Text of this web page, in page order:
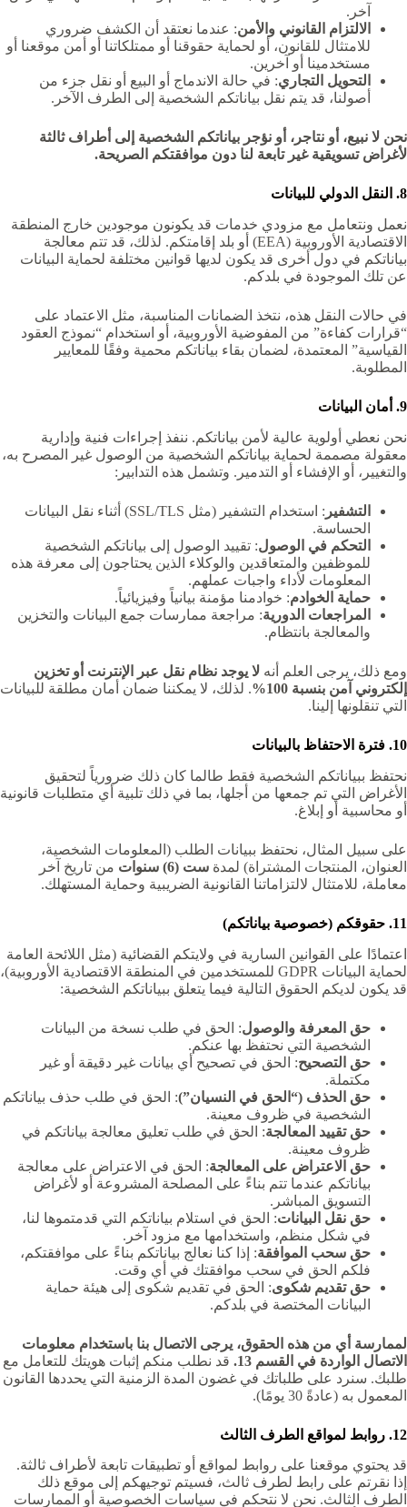
آخر.
الالتزام القانوني والأمن: عندما نعتقد أن الكشف ضروري
للامتثال للقانون، أو لحماية حقوقنا أو ممتلكاتنا أو أمن موقعنا أو
مستخدمينا أو آخرين.
التحويل التجاري: في حالة الاندماج أو البيع أو نقل جزء من
أصولنا، قد يتم نقل بياناتكم الشخصية إلى الطرف الآخر.
نحن لا نبيع، أو نتاجر، أو نؤجر بياناتكم الشخصية إلى أطراف ثالثة
لأغراض تسويقية غير تابعة لنا دون موافقتكم الصريحة.
8. النقل الدولي للبيانات
نعمل ونتعامل مع مزودي خدمات قد يكونون موجودين خارج المنطقة
الاقتصادية الأوروبية (EEA) أو بلد إقامتكم. لذلك، قد تتم معالجة
بياناتكم في دول أخرى قد يكون لديها قوانين مختلفة لحماية البيانات
عن تلك الموجودة في بلدكم.
في حالات النقل هذه، نتخذ الضمانات المناسبة، مثل الاعتماد على
“قرارات كفاءة” من المفوضية الأوروبية، أو استخدام “نموذج العقود
القياسية” المعتمدة، لضمان بقاء بياناتكم محمية وفقًا للمعايير
المطلوبة.
9. أمان البيانات
نحن نعطي أولوية عالية لأمن بياناتكم. ننفذ إجراءات فنية وإدارية
معقولة مصممة لحماية بياناتكم الشخصية من الوصول غير المصرح به،
والتغيير، أو الإفشاء أو التدمير. وتشمل هذه التدابير:
التشفير
: استخدام التشفير (مثل SSL/TLS) أثناء نقل البيانات
الحساسة.
التحكم في الوصول: تقييد الوصول إلى بياناتكم الشخصية
للموظفين والمتعاقدين والوكلاء الذين يحتاجون إلى معرفة هذه
المعلومات لأداء واجبات عملهم.
حماية الخوادم: خوادمنا مؤمنة بيانياً وفيزيائياً.
المراجعات الدورية: مراجعة ممارسات جمع البيانات والتخزين
والمعالجة بانتظام.
ومع ذلك، يرجى العلم أنه لا يوجد نظام نقل عبر الإنترنت أو تخزين
إلكتروني آمن بنسبة 100%
. لذلك، لا يمكننا ضمان أمان مطلقة للبيانات
التي تنقلونها إلينا.
10. فترة الاحتفاظ بالبيانات
نحتفظ ببياناتكم الشخصية فقط طالما كان ذلك ضرورياً لتحقيق
الأغراض التي تم جمعها من أجلها، بما في ذلك تلبية أي متطلبات قانونية
أو محاسبية أو إبلاغ.
على سبيل المثال، نحتفظ ببيانات الطلب (المعلومات الشخصية،
العنوان، المنتجات المشتراة) لمدة ست (6) سنوات
من تاريخ آخر
معاملة، للامتثال لالتزاماتنا القانونية الضريبية وحماية المستهلك.
11. حقوقكم (خصوصية بياناتكم)
اعتمادًا على القوانين السارية في ولايتكم القضائية (مثل اللائحة العامة
لحماية البيانات GDPR للمستخدمين في المنطقة الاقتصادية الأوروبية)،
قد يكون لديكم الحقوق التالية فيما يتعلق ببياناتكم الشخصية:
حق المعرفة والوصول: الحق في طلب نسخة من البيانات
الشخصية التي نحتفظ بها عنكم.
حق التصحيح: الحق في تصحيح أي بيانات غير دقيقة أو غير
مكتملة.
حق الحذف (“الحق في النسيان”): الحق في طلب حذف بياناتكم
الشخصية في ظروف معينة.
حق تقييد المعالجة: الحق في طلب تعليق معالجة بياناتكم في
ظروف معينة.
حق الاعتراض على المعالجة: الحق في الاعتراض على معالجة
بياناتكم عندما تتم بناءً على المصلحة المشروعة أو لأغراض
التسويق المباشر.
حق نقل البيانات: الحق في استلام بياناتكم التي قدمتموها لنا،
في شكل منظم، واستخدامها مع مزود آخر.
حق سحب الموافقة: إذا كنا نعالج بياناتكم بناءً على موافقتكم،
فلكم الحق في سحب موافقتك في أي وقت.
حق تقديم شكوى: الحق في تقديم شكوى إلى هيئة حماية
البيانات المختصة في بلدكم.
لممارسة أي من هذه الحقوق، يرجى الاتصال بنا باستخدام معلومات
الاتصال الواردة في القسم 13.
قد نطلب منكم إثبات هويتك للتعامل مع
طلبك. سنرد على طلباتك في غضون المدة الزمنية التي يحددها القانون
المعمول به (عادةً 30 يومًا).
12. روابط لمواقع الطرف الثالث
قد يحتوي موقعنا على روابط لمواقع أو تطبيقات تابعة لأطراف ثالثة.
إذا نقرتم على رابط لطرف ثالث، فسيتم توجيهكم إلى موقع ذلك
الطرف الثالث. نحن لا نتحكم في سياسات الخصوصية أو الممارسات